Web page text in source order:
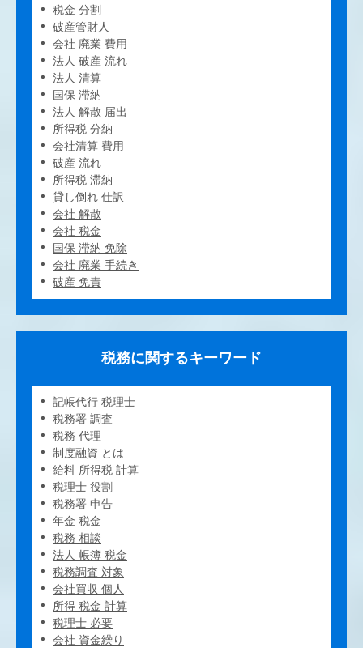
税金 分割
破産管財人
会社 廃業 費用
法人 破産 流れ
法人 清算
国保 滞納
法人 解散 届出
所得税 分納
会社清算 費用
破産 流れ
所得税 滞納
貸し倒れ 仕訳
会社 解散
会社 税金
国保 滞納 免除
会社 廃業 手続き
破産 免責
税務に関するキーワード
記帳代行 税理士
税務署 調査
税務 代理
制度融資 とは
給料 所得税 計算
税理士 役割
税務署 申告
年金 税金
税務 相談
法人 帳簿 税金
税務調査 対象
会社買収 個人
所得 税金 計算
税理士 必要
会社 資金繰り